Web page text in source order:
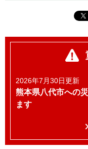
2026年7月30日更新
熊本県八代市への
ます